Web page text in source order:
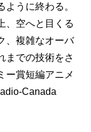
うに終わる。
、空へと目くる
、複雑なオーバ
までの技術をさ
ー賞短編アニメ
Canada